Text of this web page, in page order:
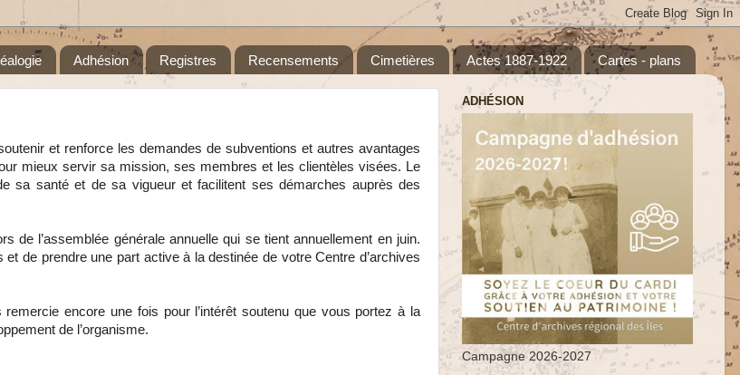
Adhésion Registres Recensements Cimetières Actes 1887-1922 Cartes - plans
et renforce les demandes de subventions et autres avantages
mieux servir sa mission, ses membres et les clientèles visées. Le
sa santé et de sa vigueur et facilitent ses démarches auprès des
de l’assemblée générale annuelle qui se tient annuellement en juin.
de prendre une part active à la destinée de votre Centre d’archives
encore une fois pour l’intérêt soutenu que vous portez à la
de l’organisme.
ADHÉSION
Campagne 2026-2027